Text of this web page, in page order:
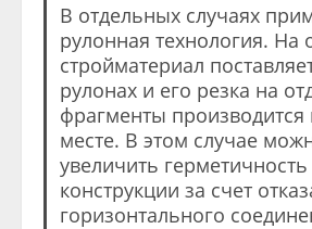
В отдельных случаях
рулонная технология. На
стройматериал
рулонах и его резка на
фрагменты производится
месте. В этом случае
увеличить герметичность
конструкции за счет
горизонтального